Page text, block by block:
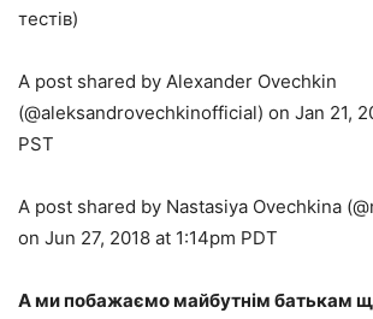
тестів)
A post shared by Alexander Ovechkin
(@aleksandrovechkinofficial) on Jan 21,
PST
A post shared by Nastasiya Ovechkina
on Jun 27, 2018 at 1:14pm PDT
А ми побажаємо майбутнім батькам